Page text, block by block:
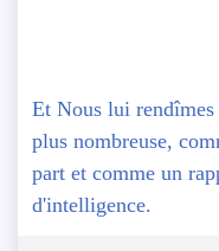
Et Nous lui
plus nombreuse,
part et comme un
d'intelligence.